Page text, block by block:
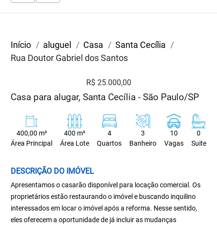
Início aluguel Casa
Santa Cecília
Rua Doutor Gabriel dos Santos
R$ 25.000,00
Casa para alugar, Santa Cecília - São Paulo/SP
400,00 m²
Área Principal
400 m²
Área Lote
4
Quartos
3
Banheiro
10
Vagas
0
Suite
DESCRIÇÃO DO IMÓVEL
Apresentamos o casarão disponível para locação comercial. Os
proprietários estão restaurando o imóvel e buscando inquilino
interessados em locar o imóvel após a reforma. Nesse sentido,
eles oferecem a oportunidade de já incluir as mudanças